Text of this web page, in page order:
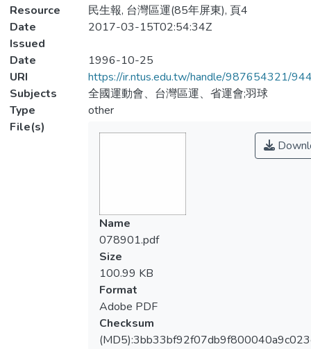
Resource
民生報, 台灣區運(85年屏東), 頁4
Date
Issued
2017-03-15T02:54:34Z
Date
1996-10-25
URI
https://ir.ntus.edu.tw/handle/987654321/
Subjects
全國運動會、台灣區運、省運會;羽球
Type
other
File(s)
Name
078901.pdf
Size
100.99 KB
Format
Adobe PDF
Checksum